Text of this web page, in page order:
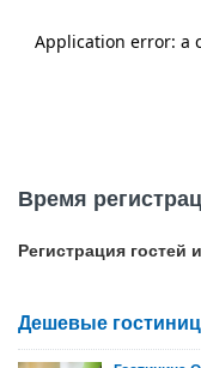
Время
Регистрация гостей
Дешевые